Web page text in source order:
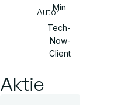
AutorMin
Tech-
Now-
Client
Aktie